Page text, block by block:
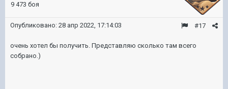
9 473 боя
#17
Опубликовано: 28 апр 2022, 17:14:03
очень хотел бы получить. Представляю сколько там всего
собрано.)